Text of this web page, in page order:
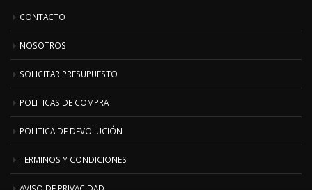
CONTACTO
NOSOTROS
SOLICITAR PRESUPUESTO
POLITICAS DE COMPRA
POLITICA DE DEVOLUCIÓN
TERMINOS Y CONDICIONES